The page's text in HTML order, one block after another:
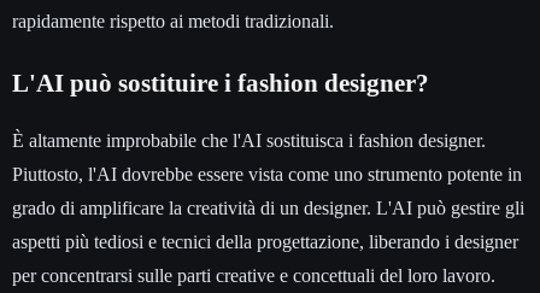
rapidamente rispetto ai metodi tradizionali.
L'AI può sostituire i fashion designer?
È altamente improbabile che l'AI sostituisca i fashion designer.
Piuttosto, l'AI dovrebbe essere vista come uno strumento potente in
grado di amplificare la creatività di un designer. L'AI può gestire gli
aspetti più tediosi e tecnici della progettazione, liberando i designer
per concentrarsi sulle parti creative e concettuali del loro lavoro.